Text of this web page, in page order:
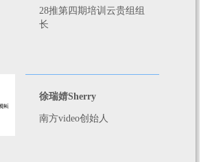
28推第四期培训云贵组组
长
徐瑞婧Sherry
南方video创始人